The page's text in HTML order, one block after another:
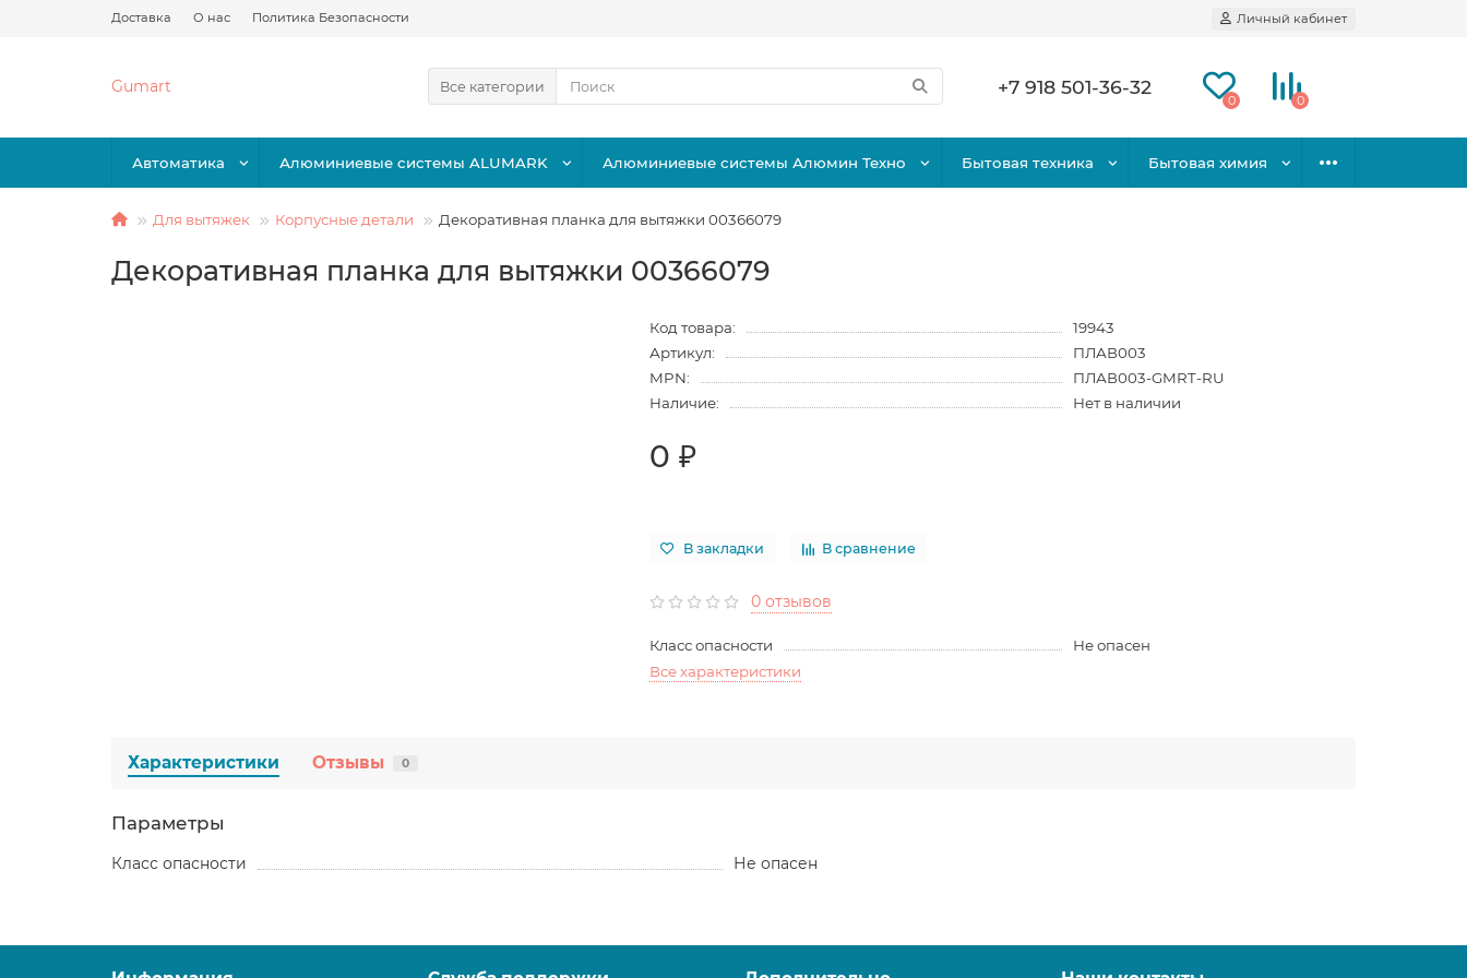
Доставка О нас Политика Безопасности Личный кабинет
Gumart Все категории +7 918 501-36-32
0 0
Автоматика Алюминиевые системы ALUMARK Алюминиевые системы Алюмин Техно Бытовая техника Бытовая химия
Для вытяжек Корпусные детали Декоративная планка для вытяжки 00366079
Декоративная планка для вытяжки 00366079
Код товара:
19943
Артикул:
ПЛАВ003
MPN:
ПЛАВ003-GMRT-RU
Наличие:
Нет в наличии
0 ₽
В закладки В сравнение
0 отзывов
Класс опасности
Не опасен
Все характеристики
Характеристики Отзывы 0
Параметры
Класс опасности Не опасен